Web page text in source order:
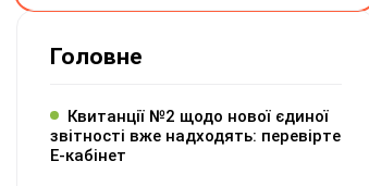
Головне
Квитанції №2 щодо нової єдиної
звітності вже надходять: перевірте
Е-кабінет